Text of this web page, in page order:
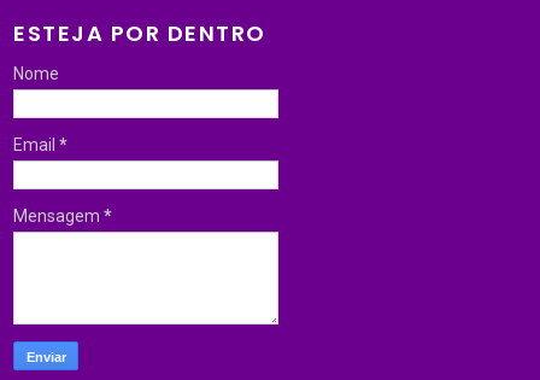
ESTEJA POR DENTRO
Nome
Email*
Mensagem*